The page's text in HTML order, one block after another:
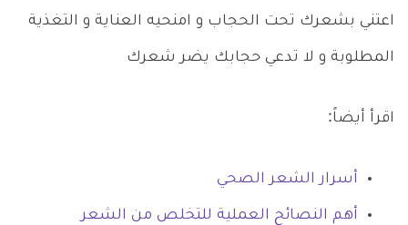
اعتني بشعرك تحت الحجاب و امنحيه العناية و التغذية
المطلوبة و لا تدعي حجابك يضر شعرك
اقرأ أيضاً:
أسرار الشعر الصحي
أهم النصائح العملية للتخلص من الشعر